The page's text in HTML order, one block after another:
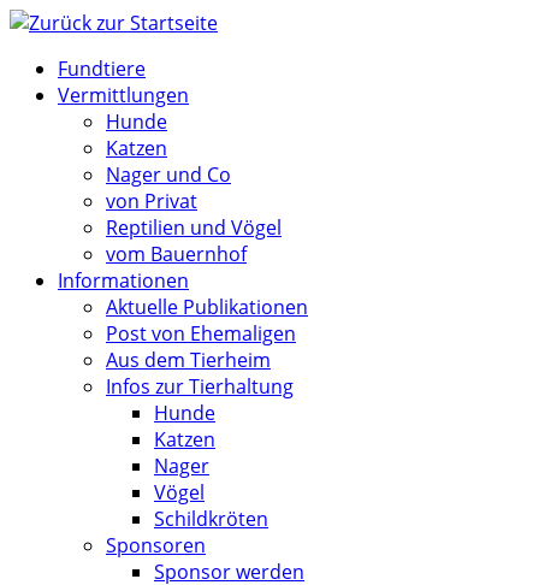
Zum
springenFundtiere
Vermittlungen
Hunde
Katzen
Nager und Co
von Privat
Reptilien und Vögel
vom Bauernhof
Informationen
Aktuelle Publikationen
Post von Ehemaligen
Aus dem Tierheim
Infos zur Tierhaltung
Hunde
Katzen
Nager
Vögel
Schildkröten
Sponsoren
Sponsor werden